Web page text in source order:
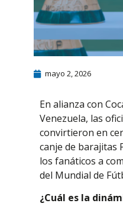
mayo 2, 2026
En alianza con
Venezuela, las
convirtieron en
canje de barajitas
los fanáticos a
del Mundial de
¿Cuál es la